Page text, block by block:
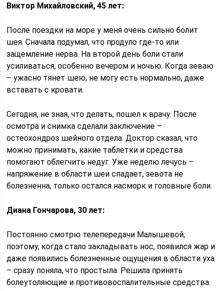
Виктор Михайловский, 45 лет:
После поездки на море у меня очень сильно болит
шея. Сначала подумал, что продуло где-то или
защемление нерва. На второй день боли стали
усиливаться, особенно вечером и ночью. Когда зеваю
– ужасно тянет шею, не могу есть нормально, даже
вставать с кровати.
Сегодня, не зная, что делать, пошел к врачу. После
осмотра и снимка сделали заключение –
остеохондроз шейного отдела. Доктор сказал, что
можно принимать, какие таблетки и средства
помогают облегчить недуг. Уже неделю лечусь –
напряжение в области шеи спадает, зевота не
болезненна, только остался насморк и головные боли.
Диана Гончарова, 30 лет:
Постоянно смотрю телепередачи Малышевой,
поэтому, когда стало закладывать нос, появился жар и
даже появились болезненные ощущения в области уха
– сразу поняла, что простыла. Решила принять
болеутоляющие и противовоспалительные средства.